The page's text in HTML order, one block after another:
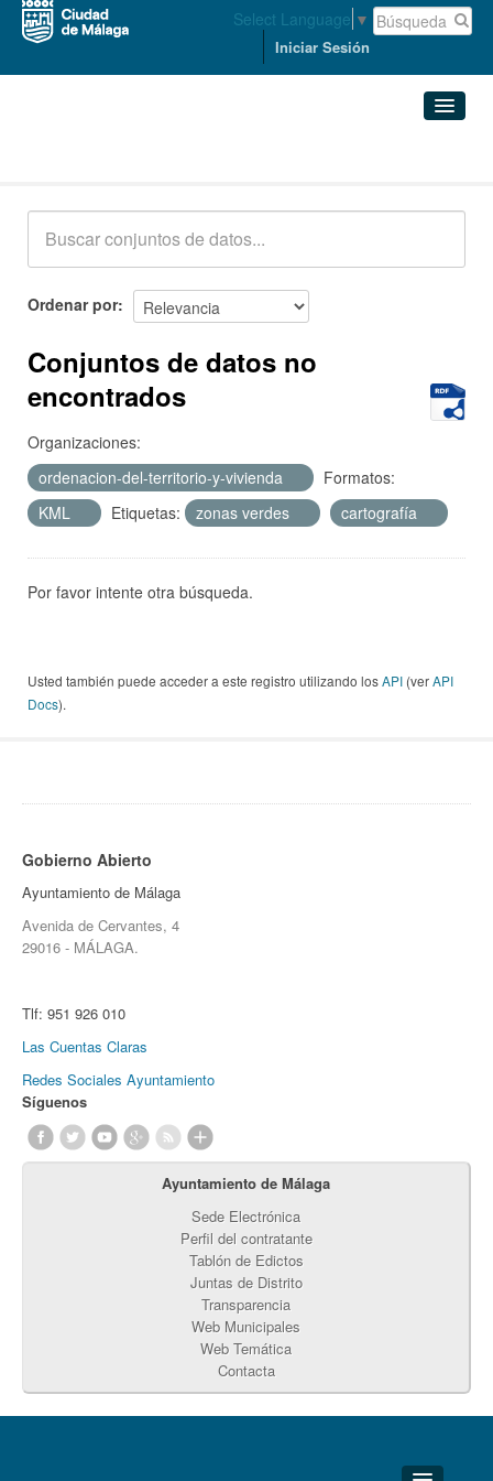
Select Language ▼
Iniciar Sesión
Acerca de
Ordenar por
Conjuntos de datos no
encontrados
Organizaciones:
ordenacion-del-territorio-y-vivienda
Formatos:
KML
Etiquetas: zonas verdes cartografía
Por favor intente otra búsqueda.
Usted también puede acceder a este registro utilizando losAPI (verAPI
Docs).
Gobierno Abierto
Ayuntamiento de Málaga
Avenida de Cervantes, 4
29016 - MÁLAGA.
Tlf: 951 926 010
Las Cuentas Claras
Redes Sociales Ayuntamiento
Síguenos
Ayuntamiento de Málaga
Sede Electrónica
Perfil del contratante
Tablón de Edictos
Juntas de Distrito
Transparencia
Web Municipales
Web Temática
Contacta